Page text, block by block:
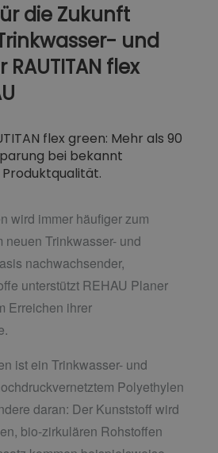
die Zukunft
und
flex
flex green: Mehr als 90
bei bekannt
wird immer häufiger zum
neuen Trinkwasser- und
nachwachsender,
unterstützt REHAU Planer
Erreichen ihrer
ist ein Trinkwasser- und
Polyethylen
daran: Der Kunststoff wird
bio-zirkulären Rohstoffen